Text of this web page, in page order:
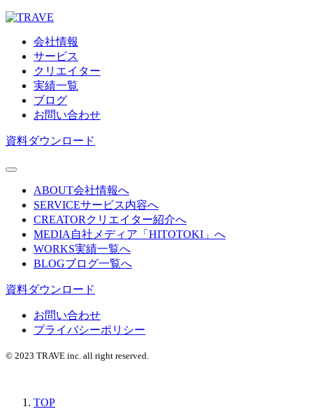
会社情報
サービス
クリエイター
実績一覧
ブログ
お問い合わせ
資料ダウンロード
ABOUT会社情報へ
SERVICEサービス内容へ
CREATOR クリエイター紹介へ
MEDIA 自社メディア「HITOTOKI」へ
WORKS実績一覧へ
BLOGブログ一覧へ
資料ダウンロード
お問い合わせ
プライバシーポリシー
© 2023 TRAVE inc. all right reserved.
TOP